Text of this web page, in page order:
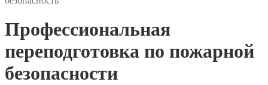
Профессиональная
переподготовка по пожарной
безопасности